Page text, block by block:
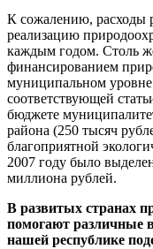
К сожалению, расходы
реализацию
каждым годом. Столь
финансированием
муниципальном
соответствующей
бюджете
района (250 тысяч
благоприятной
2007 году было
миллиона рублей.
В развитых странах
помогают различные
нашей республике